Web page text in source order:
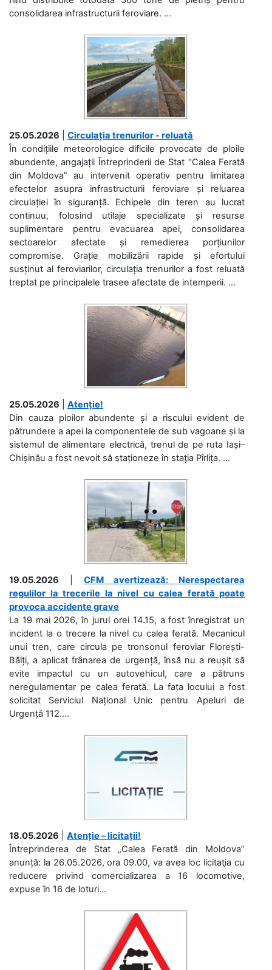
consolidarea infrastructurii feroviare. ...
25.05.2026
Circulația trenurilor - reluată
În condițiile meteorologice dificile provocate de ploile
abundente, angajații Întreprinderii de Stat “Calea Ferată
din Moldova” au intervenit operativ pentru limitarea
efectelor asupra infrastructurii feroviare și reluarea
circulației în siguranță. Echipele din teren au lucrat
continuu, folosind utilaje specializate și resurse
suplimentare pentru evacuarea apei, consolidarea
sectoarelor afectate și remedierea porțiunilor
compromise. Grație mobilizării rapide și efortului
susținut al feroviarilor, circulația trenurilor a fost reluată
treptat pe principalele trasee afectate de intemperii. ...
25.05.2026
Atenție!
Din cauza ploilor abundente și a riscului evident de
pătrundere a apei la componentele de sub vagoane și la
sistemul de alimentare electrică, trenul de pe ruta Iași–
Chișinău a fost nevoit să staționeze în stația Pîrlița. ...
19.05.2026
CFM avertizează: Nerespectarea
regulilor la trecerile la nivel cu calea ferată poate
provoca accidente grave
La 19 mai 2026, în jurul orei 14.15, a fost înregistrat un
incident la o trecere la nivel cu calea ferată. Mecanicul
unui tren, care circula pe tronsonul feroviar Florești-
Bălți, a aplicat frânarea de urgență, însă nu a reușit să
evite impactul cu un autovehicul, care a pătruns
neregulamentar pe calea ferată. La fața locului a fost
solicitat Serviciul Național Unic pentru Apeluri de
Urgență 112....
18.05.2026
Atenție – licitații!
Întreprinderea de Stat „Calea Ferată din Moldova”
anunță: la 26.05.2026, ora 09.00, va avea loc licitaţia cu
reducere privind comercializarea a 16 locomotive,
expuse în 16 de loturi...